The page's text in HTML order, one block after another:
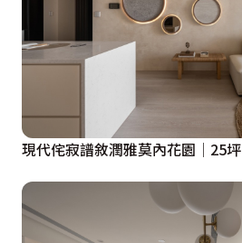
現代侘寂譜敘潤雅莫內花園│25坪